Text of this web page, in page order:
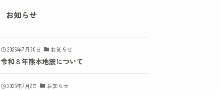
お知らせ
2026年7月30日 お知らせ
令和８年熊本地震について
2026年7月2日 お知らせ